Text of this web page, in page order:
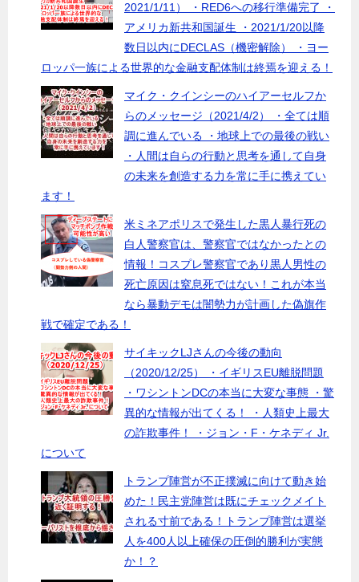
2021/1/11） ・RED6への移行準備完了 ・
アメリカ新共和国誕生 ・2021/1/20以降
数日以内にDECLAS（機密解除） ・ヨー
ロッパ一族による世界的な金融支配体制は終焉を迎える！
マイク・クインシーのハイアーセルフか
らのメッセージ（2021/4/2） ・全ては順
調に進んでいる ・地球上での最後の戦い
・人間は自らの行動と思考を通して自身
の未来を創造する力を常に手に携えてい
ます！
米ミネアポリスで発生した黒人暴行死の
白人警察官は、警察官ではなかったとの
情報！コスプレ警察官であり黒人男性の
死亡原因は窒息死ではない！これが本当
なら暴動デモは闇勢力が計画した偽旗作
戦で確定である！
サイキックLJさんの今後の動向
（2020/12/25） ・イギリスEU離脱問題
・ワシントンDCの本当に大変な事態 ・驚
異的な情報が出てくる！ ・人類史上最大
の詐欺事件！ ・ジョン・F・ケネディ Jr.
について
トランプ陣営が不正撲滅に向けて動き始
めた！民主党陣営は既にチェックメイト
される寸前である！トランプ陣営は選挙
人を400人以上確保の圧倒的勝利が実態
か！？